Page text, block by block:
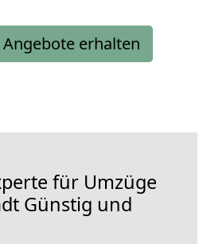
erhalten
für Umzüge
Günstig und